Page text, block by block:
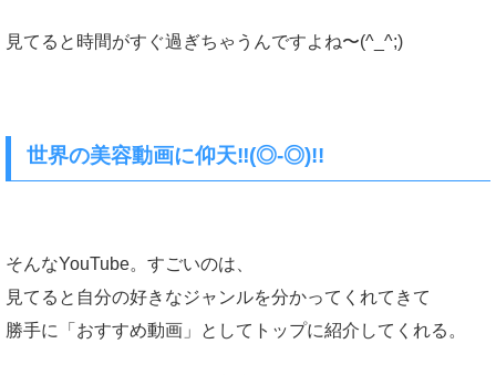
見てると時間がすぐ過ぎちゃうんですよね〜(^_^;)
世界の美容動画に仰天‼︎(◎-◎)!!
そんなYouTube。すごいのは、
見てると自分の好きなジャンルを分かってくれてきて
勝手に「おすすめ動画」としてトップに紹介してくれる。